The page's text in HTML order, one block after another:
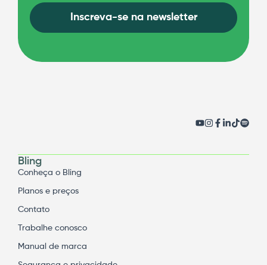
Inscreva-se na newsletter
Bling
Conheça o Bling
Planos e preços
Contato
Trabalhe conosco
Manual de marca